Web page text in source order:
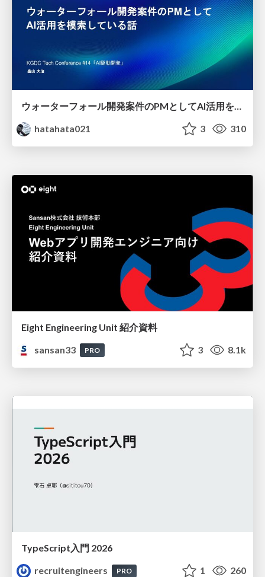
ウォーターフォール開発案件のPMとしてAI活用を模索している話
hatahata021
3 310
Eight Engineering Unit 紹介資料
sansan33
PRO 3 8.1k
TypeScript入門 2026
recruitengineers
PRO 1 260